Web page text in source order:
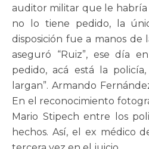
auditor militar que le habría
no lo tiene pedido, la
disposición fue a manos de
aseguró “Ruiz”, ese día
pedido, acá está la
largan”. Armando
En el reconocimiento
Mario Stipech entre los
hechos. Así, el ex médico